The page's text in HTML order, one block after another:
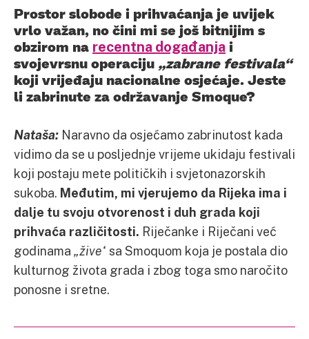
Prostor slobode i prihvaćanja je uvijek
vrlo važan, no čini mi se još bitnijim s
obzirom na recentna događanja i
svojevrsnu operaciju „zabrane festivala“
koji vrijeđaju nacionalne osjećaje. Jeste
li zabrinute za održavanje Smoque?
Nataša: Naravno da osjećamo zabrinutost kada
vidimo da se u posljednje vrijeme ukidaju festivali
koji postaju mete političkih i svjetonazorskih
sukoba. Međutim, mi vjerujemo da Rijeka ima i
dalje tu svoju otvorenost i duh grada koji
prihvaća različitosti. Riječanke i Riječani već
godinama „žive“ sa Smoquom koja je postala dio
kulturnog života grada i zbog toga smo naročito
ponosne i sretne.